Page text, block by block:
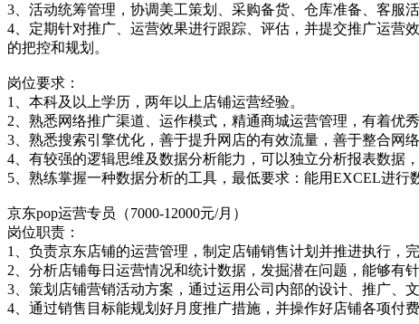
3、活动统筹管理，协调美工策划、采购备货、仓库准备、客服
4、定期针对推广、运营效果进行跟踪、评估，并提交推广运营
的把控和规划。
岗位要求：
1、本科及以上学历，两年以上店铺运营经验。
2、熟悉网络推广渠道、运作模式，精通商城运营管理，有着优秀
3、熟悉搜索引擎优化，善于提升网店的有效流量，善于整合网
4、有较强的逻辑思维及数据分析能力，可以独立分析报表数据
5、熟练掌握一种数据分析的工具，最低要求：能用EXCEL进行
京东pop运营专员（7000-12000元/月）
岗位职责：
1、负责京东店铺的运营管理，制定店铺销售计划并推进执行，
2、分析店铺每日运营情况和统计数据，发掘潜在问题，能够有
3、策划店铺营销活动方案，通过运用公司内部的设计、推广、
4、通过销售目标能规划好月度推广措施，并操作好店铺各项付